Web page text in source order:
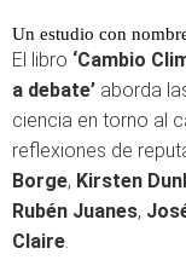
Un estudio con
El libro ‘Cambio
a debate’ aborda
ciencia en torno al
reflexiones de
Borge, Kirsten
Rubén Juanes,
Claire.